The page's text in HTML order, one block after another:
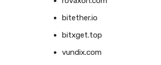
bitether.io
bitxget.top
vundix.com